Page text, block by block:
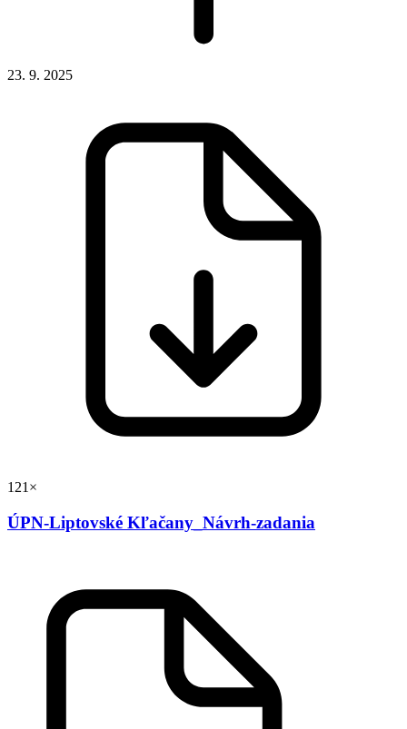
23. 9. 2025
121×
ÚPN-Liptovské Kľačany_Návrh-zadania